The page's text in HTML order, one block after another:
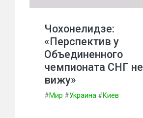
Чохонелидзе:
«Перспектив у
Объединенного
чемпионата СНГ не
вижу»
#Мир #Украина #Киев